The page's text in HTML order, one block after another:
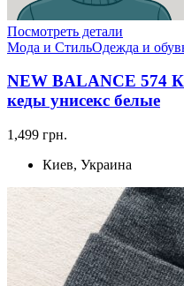
Посмотреть детали
Мода и СтильОдежда и
NEW BALANCE 574
кеды унисекс белые
1,499 грн.
Киев, Украина